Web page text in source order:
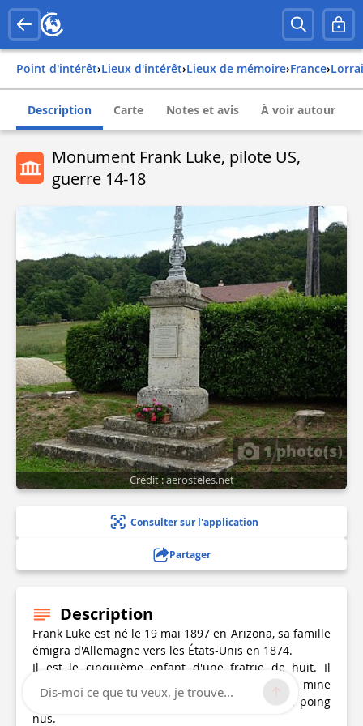
Point d'intérêt› Lieux d'intérêt› Lieux de mémoire› france›
Description Carte Notes et avis À voir autour
Monument Frank Luke, pilote US,
guerre 14-18
1 photo(s)
Crédit : aerosteles.net
Consulter sur l'application
Partager
Description
Frank Luke est né le 19 mai 1897 en Arizona, sa famille
émigra d'Allemagne vers les États-Unis en 1874.
Il est le cinquième enfant d'une fratrie de huit. Il
grandit en excellant sportif, travaille dans une mine
de cuivre et participe à des matchs de boxe à poing
nus.
Dis-moi ce que tu veux, je trouve...